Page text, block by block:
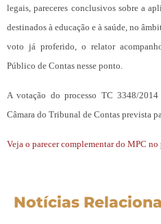
legais, pareceres conclusivos sobre a
destinados à educação e à saúde, no
voto já proferido, o relator
Público de Contas nesse ponto.
A votação do processo TC 3348/2014
Câmara do Tribunal de Contas prevista
Veja o parecer complementar do MPC
Notícias